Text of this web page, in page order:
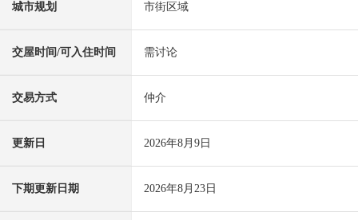
城市规划 市街区域
交屋时间/可入住时间 需讨论
交易方式 仲介
更新日 2026年8月9日
下期更新日期 2026年8月23日